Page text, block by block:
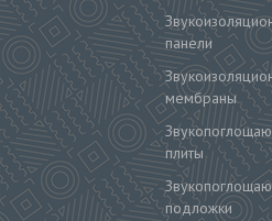
панели
мембраны
плиты
подложки